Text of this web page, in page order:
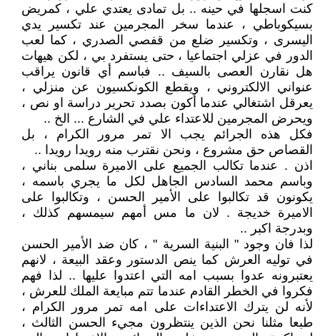
كنت اسجلها في حينه .. بل تمادى يعتدي علي ، كمريض
بسيكوباطي ، عندما سخر المجرمين عند تكسير يدي
اليسرى ، وتكسير ضلع من قفصي الصدري ، كما لعب
الدور في عزلي اجتماعيا ، حتى يستفرد بي ، لكن هيهات
هل نقارن العصى بالسيف .. فباسم أي قانون يراقب
عنواني الالكتروني ، ويقطع الكونكسيون عن منزلي ،
يعرقل اشتغالي عندما أكون بصدد تحرير دراسة او نص ،
ويحرض المجرمين للاعتداء علي في الشارع ... الخ ..
فكل هذه الجرائم يجب الا تمر مرور الكرام ، بل
القصاص حق مشروع ، ونحن نقترب منه رويدا رويدا ..
اذن . عندما تكالب الجميع على الاميرة سلمى بناني ،
وباسم محمد السادس الجاهل لكل ما يجري باسمه ،
يكونون قد تكالبوا على الأمير الحسن ، وتكالبوا على
الاميرة خديجة . لان ما مس أمهم سيمسهم كذلك ،
وبدرجة اكبر ..
لذا فان وجود " البنية السرية " ، كان ضد الأمير الحسن
في توليه العرش كما ينص الدستور وعقد البيعة ، لانهم
يعتبرونه عدوا بسبب امه التي اعتدوا عليها .. لذا فهم
فكروا في الخطر القادم عندما تتم مبايعة الملك للعرش ،
لأنه لن يترك الاعتداءات على امه تمر مرور الكرام ،
طبعا مثلنا نحن الذين ينتظرون مجيء الحسن الثالث ،